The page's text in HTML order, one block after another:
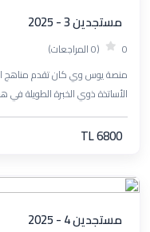
مستجدين 3 - 2025
0 (0 المراجعات)
الأساتذة ذوي الخبرة الطويلة في
2025.
TL 6800
مستجدين 4 - 2025